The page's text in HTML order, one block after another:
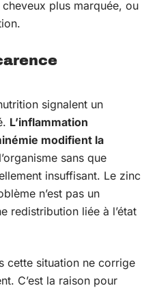
plus marquée, ou
signalent un
L’inflammation
modifient la
sans que
insuffisant. Le zinc
n’est pas un
redistribution liée à l’état
cette situation ne corrige
C’est la raison pour